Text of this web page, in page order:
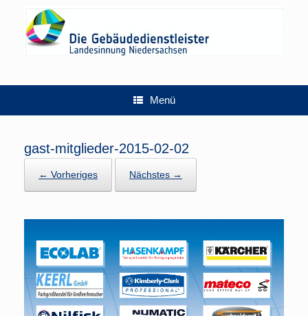
springen
Menü
gast-mitglieder-2015-02-02
← Vorheriges Nächstes →